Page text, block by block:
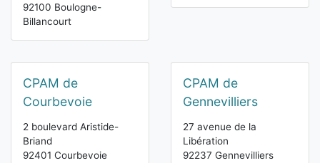
92100 Boulogne-
Billancourt
CPAM de
Courbevoie
2 boulevard Aristide-
Briand
92401 Courbevoie
CPAM de
Gennevilliers
27 avenue de la
Libération
92237 Gennevilliers